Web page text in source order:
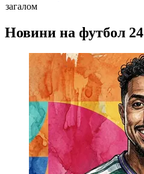
загалом
Новини на футбол 24